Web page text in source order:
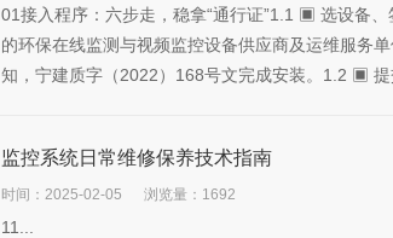
01接入程序：六步走，稳拿“通行证”1.1 ▣ 选设备
的环保在线监测与视频监控设备供应商及运维服务
知，宁建质字（2022）168号文完成安装。1.2 ▣
监控系统日常维修保养技术指南
时间：2025-02-05 浏览量：1692
11...